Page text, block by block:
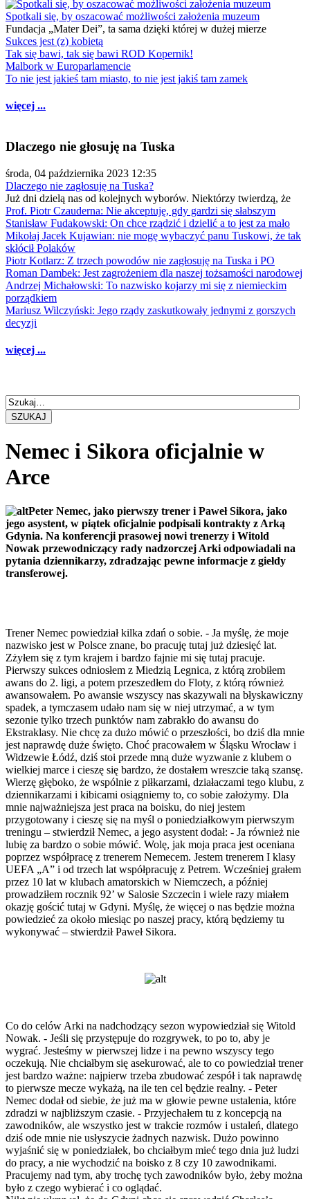
Spotkali się, by oszacować możliwości założenia muzeum
Fundacja „Mater Dei”, ta sama dzięki której w dużej mierze
Sukces jest (z) kobietą
Tak się bawi, tak się bawi ROD Kopernik!
Malbork w Europarlamencie
To nie jest jakieś tam miasto, to nie jest jakiś tam zamek
więcej ...
Dlaczego nie głosuję na Tuska
środa, 04 października 2023 12:35
Dlaczego nie zagłosuję na Tuska?
Już dni dzielą nas od kolejnych wyborów. Niektórzy twierdzą, że
Prof. Piotr Czauderna: Nie akceptuję, gdy gardzi się słabszym
Stanisław Fudakowski: On chce rządzić i dzielić a to jest za mało
Mikołaj Jacek Kujawian: nie mogę wybaczyć panu Tuskowi, że tak
skłócił Polaków
Piotr Kotlarz: Z trzech powodów nie zagłosuję na Tuska i PO
Roman Dambek: Jest zagrożeniem dla naszej tożsamości narodowej
Andrzej Michałowski: To nazwisko kojarzy mi się z niemieckim
porządkiem
Mariusz Wilczyński: Jego rządy zaskutkowały jednymi z gorszych
decyzji
więcej ...
SZUKAJ
Nemec i Sikora oficjalnie w
Arce
Peter Nemec, jako pierwszy trener i Paweł Sikora, jako
jego asystent, w piątek oficjalnie podpisali kontrakty z Arką
Gdynia. Na konferencji prasowej nowi trenerzy i Witold
Nowak przewodniczący rady nadzorczej Arki odpowiadali na
pytania dziennikarzy, zdradzając pewne informacje z giełdy
transferowej.
Trener Nemec powiedział kilka zdań o sobie. - Ja myślę, że moje
nazwisko jest w Polsce znane, bo pracuję tutaj już dziesięć lat.
Zżyłem się z tym krajem i bardzo fajnie mi się tutaj pracuje.
Pierwszy sukces odniosłem z Miedzią Legnica, z którą zrobiłem
awans do 2. ligi, a potem przeszedłem do Floty, z którą również
awansowałem. Po awansie wszyscy nas skazywali na błyskawiczny
spadek, a tymczasem udało nam się w niej utrzymać, a w tym
sezonie tylko trzech punktów nam zabrakło do awansu do
Ekstraklasy. Nie chcę za dużo mówić o przeszłości, bo dziś dla mnie
jest naprawdę duże święto. Choć pracowałem w Śląsku Wrocław i
Widzewie Łódź, dziś stoi przede mną duże wyzwanie z klubem o
wielkiej marce i cieszę się bardzo, że dostałem wreszcie taką szansę.
Wierzę głęboko, że wspólnie z piłkarzami, działaczami tego klubu, z
dziennikarzami i kibicami osiągniemy to, co sobie założymy. Dla
mnie najważniejsza jest praca na boisku, do niej jestem
przygotowany i cieszę się na myśl o poniedziałkowym pierwszym
treningu – stwierdził Nemec, a jego asystent dodał: - Ja również nie
lubię za bardzo o sobie mówić. Wolę, jak moja praca jest oceniana
poprzez współpracę z trenerem Nemecem. Jestem trenerem I klasy
UEFA „A” i od trzech lat współpracuję z Petrem. Wcześniej grałem
przez 10 lat w klubach amatorskich w Niemczech, a później
prowadziłem rocznik 92’ w Salosie Szczecin i wiele razy miałem
okazję gościć tutaj w Gdyni. Myślę, że więcej o nas będzie można
powiedzieć za około miesiąc po naszej pracy, którą będziemy tu
wykonywać – stwierdził Paweł Sikora.
Co do celów Arki na nadchodzący sezon wypowiedział się Witold
Nowak. - Jeśli się przystępuje do rozgrywek, to po to, aby je
wygrać. Jesteśmy w pierwszej lidze i na pewno wszyscy tego
oczekują. Nie chciałbym się asekurować, ale to co powiedział trener
jest bardzo ważne: najpierw trzeba zbudować zespół i tak naprawdę
to pierwsze mecze wykażą, na ile ten cel będzie realny. - Peter
Nemec dodał od siebie, że już ma w głowie pewne ustalenia, które
zdradzi w najbliższym czasie. - Przyjechałem tu z koncepcją na
zawodników, ale wszystko jest w trakcie rozmów i ustaleń, dlatego
dziś ode mnie nie usłyszycie żadnych nazwisk. Dużo powinno
wyjaśnić się w poniedziałek, bo chciałbym mieć tego dnia już ludzi
do pracy, a nie wychodzić na boisko z 8 czy 10 zawodnikami.
Pracujemy nad tym, aby trochę tych zawodników było, żeby można
było z czego wybierać i co oglądać.